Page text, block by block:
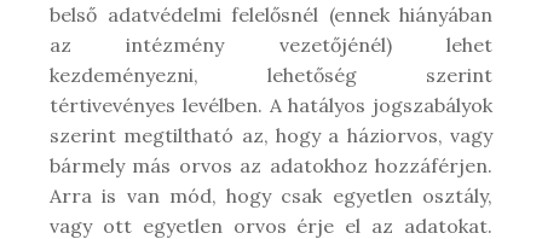
belső adatvédelmi felelősnél (ennek hiányában
az intézmény vezetőjénél) lehet
kezdeményezni, lehetőség szerint
tértivevényes levélben. A hatályos jogszabályok
szerint megtiltható az, hogy a háziorvos, vagy
bármely más orvos az adatokhoz hozzáférjen.
Arra is van mód, hogy csak egyetlen osztály,
vagy ott egyetlen orvos érje el az adatokat.